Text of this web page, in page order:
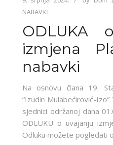
NABAVKE
ODLUKA
izmjena
nabavki
Na osnovu člana 19.
“Izudin Mulabećirović-
sjednici održanoj dana
ODLUKU o uvajanju
Odluku možete pogledati